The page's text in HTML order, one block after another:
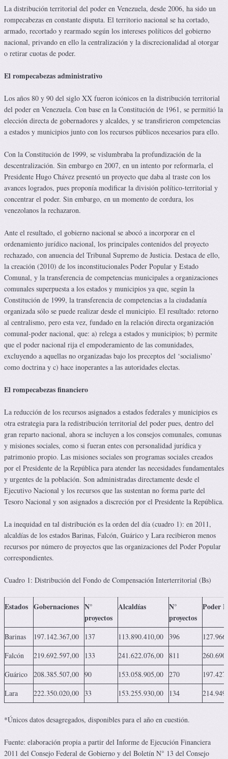
La distribución territorial del poder en Venezuela, desde 2006, ha sido un
rompecabezas en constante disputa. El territorio nacional se ha cortado,
armado, recortado y rearmado según los intereses políticos del gobierno
nacional, privando en ello la centralización y la discrecionalidad al otorgar
o retirar cuotas de poder.
El rompecabezas administrativo
Los años 80 y 90 del siglo XX fueron icónicos en la distribución territorial
del poder en Venezuela. Con base en la Constitución de 1961, se permitió la
elección directa de gobernadores y alcaldes, y se transfirieron competencias
a estados y municipios junto con los recursos públicos necesarios para ello.
Con la Constitución de 1999, se vislumbraba la profundización de la
descentralización. Sin embargo en 2007, en un intento por reformarla, el
Presidente Hugo Chávez presentó un proyecto que daba al traste con los
avances logrados, pues proponía modificar la división político-territorial y
concentrar el poder. Sin embargo, en un momento de cordura, los
venezolanos la rechazaron.
Ante el resultado, el gobierno nacional se abocó a incorporar en el
ordenamiento jurídico nacional, los principales contenidos del proyecto
rechazado, con anuencia del Tribunal Supremo de Justicia. Destaca de ello,
la creación (2010) de los inconstitucionales Poder Popular y Estado
Comunal, y la transferencia de competencias municipales a organizaciones
comunales superpuesta a los estados y municipios ya que, según la
Constitución de 1999, la transferencia de competencias a la ciudadanía
organizada sólo se puede realizar desde el municipio. El resultado: retorno
al centralismo, pero esta vez, fundado en la relación directa organización
comunal-poder nacional, que: a) relega a estados y municipios; b) permite
que el poder nacional rija el empoderamiento de las comunidades,
excluyendo a aquellas no organizadas bajo los preceptos del ‘socialismo’
como doctrina y c) hace inoperantes a las autoridades electas.
El rompecabezas financiero
La reducción de los recursos asignados a estados federales y municipios es
otra estrategia para la redistribución territorial del poder pues, dentro del
gran reparto nacional, ahora se incluyen a los consejos comunales, comunas
y misiones sociales, como si fueran entes con personalidad jurídica y
patrimonio propio. Las misiones sociales son programas sociales creados
por el Presidente de la República para atender las necesidades fundamentales
y urgentes de la población. Son administradas directamente desde el
Ejecutivo Nacional y los recursos que las sustentan no forma parte del
Tesoro Nacional y son asignados a discreción por el Presidente la República.
La inequidad en tal distribución es la orden del día (cuadro 1): en 2011,
alcaldías de los estados Barinas, Falcón, Guárico y Lara recibieron menos
recursos por número de proyectos que las organizaciones del Poder Popular
correspondientes.
Cuadro 1: Distribución del Fondo de Compensación Interterritorial (Bs)
Estados Gobernaciones N°
proyectos
Alcaldías
N°
proyectos
Poder
Barinas 197.142.367,00 137 113.890.410,00 396
Falcón
219.692.597,00 133 241.622.076,00 811
Guárico
208.385.507,00 90 153.058.905,00 270
Lara
222.350.020,00 33 153.255.930,00 134
*Únicos datos desagregados, disponibles para el año en cuestión.
Fuente: elaboración propia a partir del Informe de Ejecución Financiera
2011 del Consejo Federal de Gobierno y del Boletín N° 13 del Consejo